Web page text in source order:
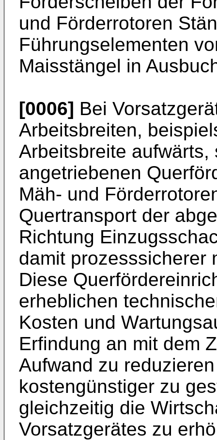
und Förderrotoren
Führungselementen
Maisstängel in
[0006] Bei
Arbeitsbreiten,
Arbeitsbreite aufwärts,
angetriebenen
Mäh- und
Quertransport der
Richtung
damit prozesssicherer
Diese
erheblichen
Kosten und
Erfindung an mit dem
Aufwand zu
kostengünstiger zu
gleichzeitig die
Vorsatzgerätes zu